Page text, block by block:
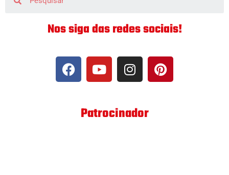
Nos siga das redes sociais!
Patrocinador